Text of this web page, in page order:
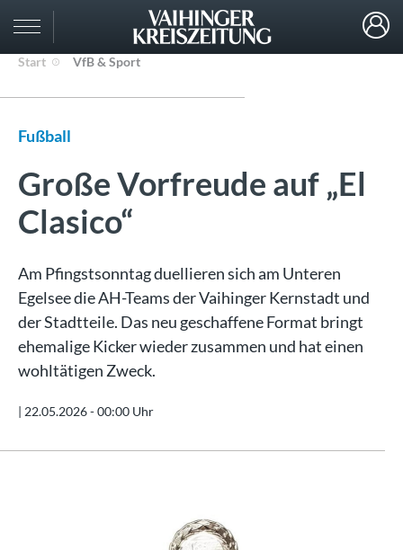
Start VfB & Sport
Fußball
Große Vorfreude auf „El
Clasico“
Am Pfingstsonntag duellieren sich am Unteren
Egelsee die AH-Teams der Vaihinger Kernstadt und
der Stadtteile. Das neu geschaffene Format bringt
ehemalige Kicker wieder zusammen und hat einen
wohltätigen Zweck.
| 22.05.2026 - 00:00 Uhr